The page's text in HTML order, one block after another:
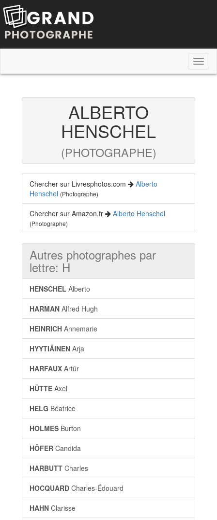
ALBERTO
HENSCHEL
(PHOTOGRAPHE)
Chercher sur Livresphotos.com
Alberto
Henschel (Photographe)
Chercher sur Amazon.fr Alberto Henschel
(Photographe)
Autres photographes par
lettre: H
HENSCHEL Alberto
HARMAN Alfred Hugh
HEINRICH Annemarie
HYYTIÄINEN Arja
HARFAUX Artür
HÜTTE Axel
HELG Béatrice
HOLMES Burton
HÖFER Candida
HARBUTT Charles
HOCQUARD Charles-Édouard
HAHN Clarisse